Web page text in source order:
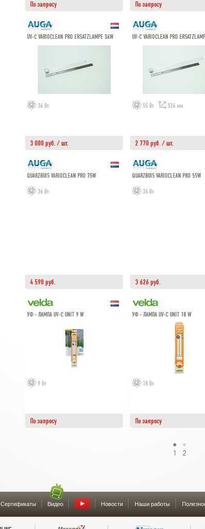
По запросу По запросу
UV-C VARIOCLEAN PRO ERSATZLAMPE 36W
36 Вт
3 000 руб. / шт.
UV-C VARIOCLEAN PRO
55 Вт 526 мм
2 770 руб. / шт.
QUARZBUIS VARIOCLEAN PRO 75W
36 Вт
4 590 руб.
QUARZBUIS VARIOCLEAN PRO 55W
36 Вт
3 626 руб.
УФ - ЛАМПА UV-C UNIT 9 W
9 Вт
По запросу
УФ - ЛАМПА UV-C UNIT 18 W
18 Вт
По запросу
1 2
Сертификаты Видео Новости Наши работы